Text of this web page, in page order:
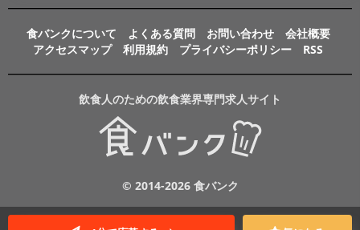
食バンクについて よくある質問 お問い合わせ
会社概要
アクセスマップ
利用規約 プライバシーポリシー RSS
飲食人のための飲食業界専門求人サイト
© 2014-2026 食バンク